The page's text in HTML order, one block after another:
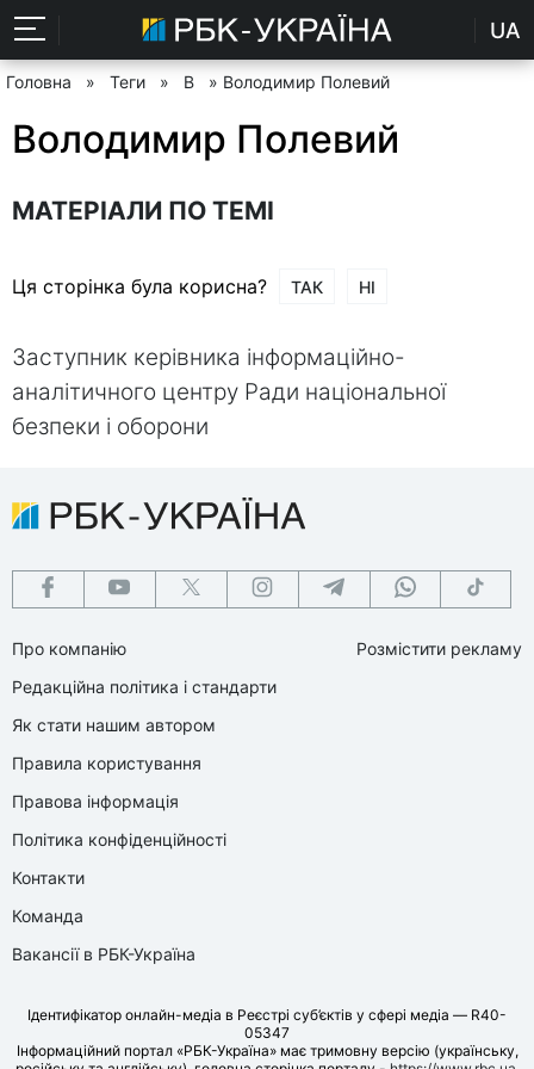
UA
Головна » Теги » В » Володимир Полевий
Володимир Полевий
МАТЕРІАЛИ ПО ТЕМІ
Ця сторінка була корисна? ТАК НІ
Заступник керівника інформаційно-
аналітичного центру Ради національної
безпеки і оборони
Про компанію
Редакційна політика і стандарти
Як стати нашим автором
Правила користування
Правова інформація
Політика конфіденційності
Контакти
Команда
Вакансії в РБК-Україна
Розмістити рекламу
Ідентифікатор онлайн-медіа в Реєстрі суб’єктів у сфері медіа — R40-
05347
Інформаційний портал «РБК-Україна» має тримовну версію (українську,